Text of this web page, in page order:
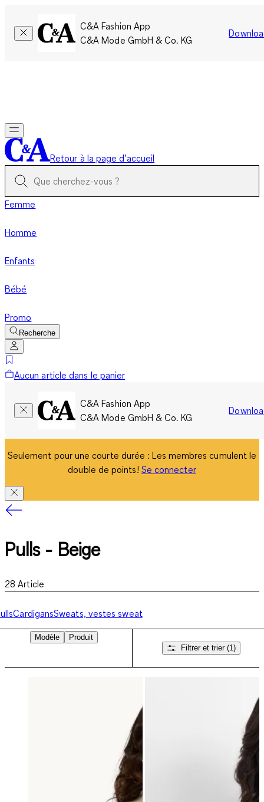
C&A Fashion App
C&A Mode GmbH & Co. KG
Retour à la page d’accueil
Femme
Homme
Enfants
Bébé
Promo
Recherche
Aucun article dans le panier
C&A Fashion App
C&A Mode GmbH & Co. KG
Seulement pour une courte durée : Les membres cumulent le
double de points! Se connecter
Pulls - Beige
28 Article
CardigansSweats, vestes sweat
Modèle
Produit
Filtrer et trier (1)